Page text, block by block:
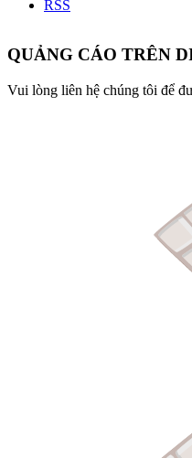
RSS
QUẢNG CÁO TRÊN
Vui lòng liên hệ chúng tôi để